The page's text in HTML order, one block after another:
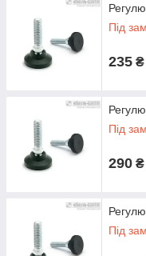
Під
235 ₴
Під
290 ₴
Під